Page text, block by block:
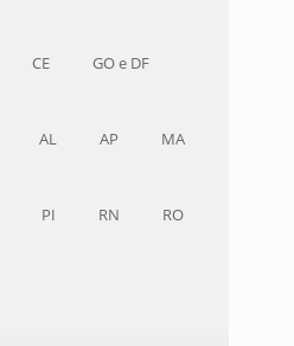
CE GO e DF
AL AP MA
PI RN RO